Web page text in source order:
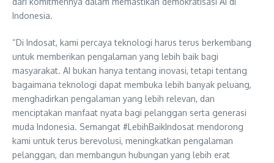
Indonesia.
“Di Indosat, kami percaya teknologi harus terus berkembang
untuk memberikan pengalaman yang lebih baik bagi
masyarakat. AI bukan hanya tentang inovasi, tetapi tentang
bagaimana teknologi dapat membuka lebih banyak peluang,
menghadirkan pengalaman yang lebih relevan, dan
menciptakan manfaat nyata bagi pelanggan serta generasi
muda Indonesia. Semangat #LebihBaikIndosat mendorong
kami untuk terus berevolusi, meningkatkan pengalaman
pelanggan, dan membangun hubungan yang lebih erat